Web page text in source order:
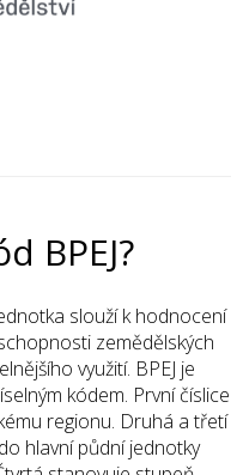
BPEJ?
slouží k hodnocení
zemědělských
využití. BPEJ je
kódem. První číslice
regionu. Druhá a třetí
hlavní půdní jednotky